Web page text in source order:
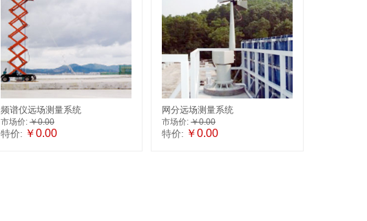
频谱仪远场测量系统
市场价: ￥0.00
特价: ￥0.00
网分远场测量系统
市场价: ￥0.00
特价: ￥0.00